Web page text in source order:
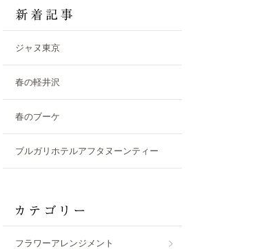
ジャヌ東京
春の軽井沢
春のブーケ
ブルガリホテルアフタヌーンティー
フラワーアレンジメント